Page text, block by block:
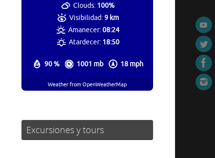
90 % 1001 mb 18 mph
Clouds: 100%
Visibilidad:9 km
Amanecer:08:24
Atardecer: 18:50
Weather from OpenWeatherMap
Excursiones y tours